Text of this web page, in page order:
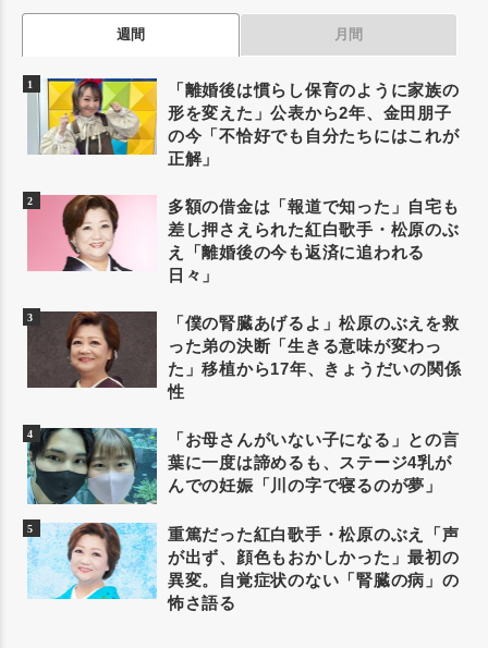
週間 月間
「離婚後は慣らし保育のように家族の
形を変えた」公表から2年、金田朋子
の今「不恰好でも自分たちにはこれが
正解」
多額の借金は「報道で知った」自宅も
差し押さえられた紅白歌手・松原のぶ
え「離婚後の今も返済に追われる
日々」
「僕の腎臓あげるよ」松原のぶえを救
った弟の決断「生きる意味が変わっ
た」移植から17年、きょうだいの関係
性
「お母さんがいない子になる」との言
葉に一度は諦めるも、ステージ4乳が
んでの妊娠「川の字で寝るのが夢」
重篤だった紅白歌手・松原のぶえ「声
が出ず、顔色もおかしかった」最初の
異変。自覚症状のない「腎臓の病」の
怖さ語る